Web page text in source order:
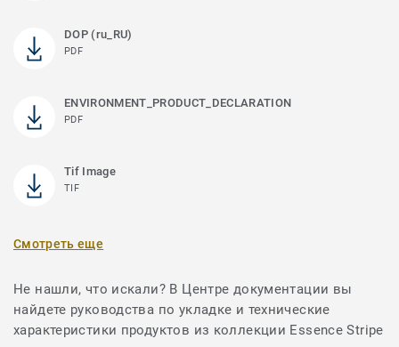
DOP (ru_RU)
PDF
ENVIRONMENT_PRODUCT_DECLARATION
PDF
Tif Image
TIF
Смотреть еще
Не нашли, что искали? В Центре документации вы
найдете руководства по укладке и технические
характеристики продуктов из коллекции Essence Stripe